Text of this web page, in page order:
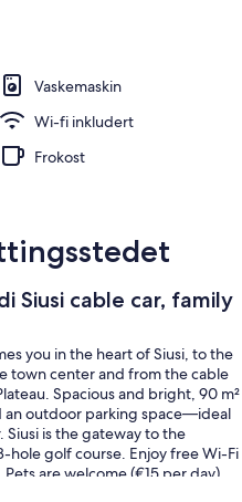
Vaskemaskin
Wi-fi inkludert
Frokost
Siusi cable car, family
you in the heart of Siusi, to the
town center and from the cable
Spacious and bright, 90 m²
an outdoor parking space—ideal
Siusi is the gateway to the
hole golf course. Enjoy free Wi-Fi
are welcome (€15 per day).